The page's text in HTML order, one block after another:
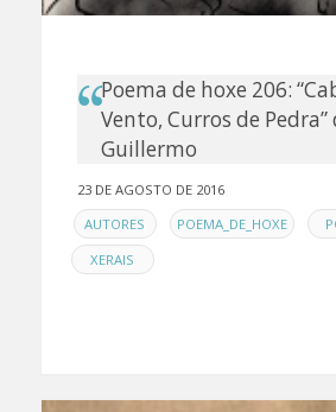
Poema de hoxe 206:
Vento, Curros de Pedra”
Guillermo
23 DE AGOSTO DE 2016
ENAUTORES , POEMA_DE_HOXE ,
XERAIS